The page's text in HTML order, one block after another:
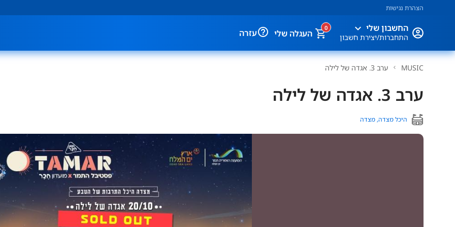
הצהרת נגישות
החשבון שלי expand_more
התחברות/יצירת חשבון העגלה שלי
0
help_outlineעזרה
MUSIC ערב 3. אגדה של לילה
ערב 3. אגדה של לילה
היכל מצדה, מצדה